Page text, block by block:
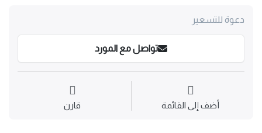
دعوة للتسعير
تواصل مع المورد
أضف إلى القائمة قارن